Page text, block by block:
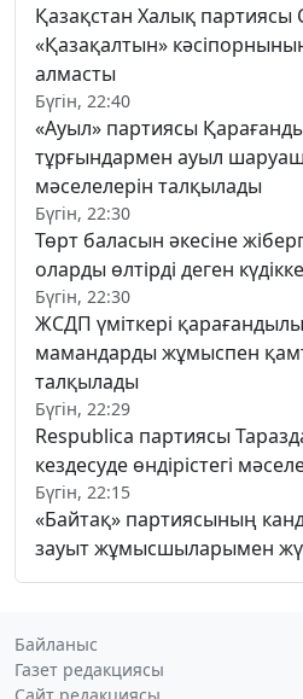
Қазақстан Халық партиясы
«Қазақалтын»
алмасты
Бүгін, 22:40
«Ауыл» партиясы
тұрғындармен ауыл
мәселелерін талқылады
Бүгін, 22:30
Төрт баласын әкесіне
оларды өлтірді деген күдікке
Бүгін, 22:30
ЖСДП үміткері
мамандарды жұмыспен
талқылады
Бүгін, 22:29
Respublica партиясы
кездесуде өндірістегі
Бүгін, 22:15
«Байтақ» партиясының
зауыт жұмысшыларымен
Байланыс
Газет редакциясы